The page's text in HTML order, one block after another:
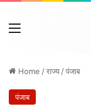
Menu
Home /राज्य /पंजाब
पंजाब